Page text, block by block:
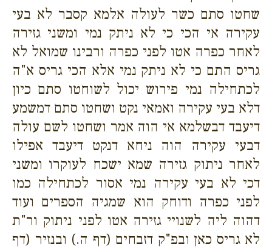
שחטו סתם כשר לעולה אלמא קסבר לא בעי
עקירה אי הכי כי לא ניתק נמי ומשני גזירה
לאחר כפרה אטו לפני כפרה ורבינו שמואל לא
גריס התם כי לא ניתק נמי אלא הכי גריס א"ה
לכתחילה נמי פירוש יכול לשוחטו סתם כיון
דלא בעי עקירה ואמאי נקט ושחטו סתם דמשמע
דיעבד דבשלמא אי הוה אמר ושחטו לשם עולה
דבעי עקירה הוה ניחא דנקט דיעבד אפילו
לאחר ניתוק גזירה שמא ישכח לעוקרו ומשני
דכי לא בעי עקירה נמי אסור לכתחילה כמו
לפני כפרה ודוחק הוא שמגיה הספרים ועוד
דהוה ליה לשנויי גזירה אטו לפני ניתוק ור"ת
לא גריס כאן ובפ"ק דזבחים (דף ה.) ובנזיר (דף